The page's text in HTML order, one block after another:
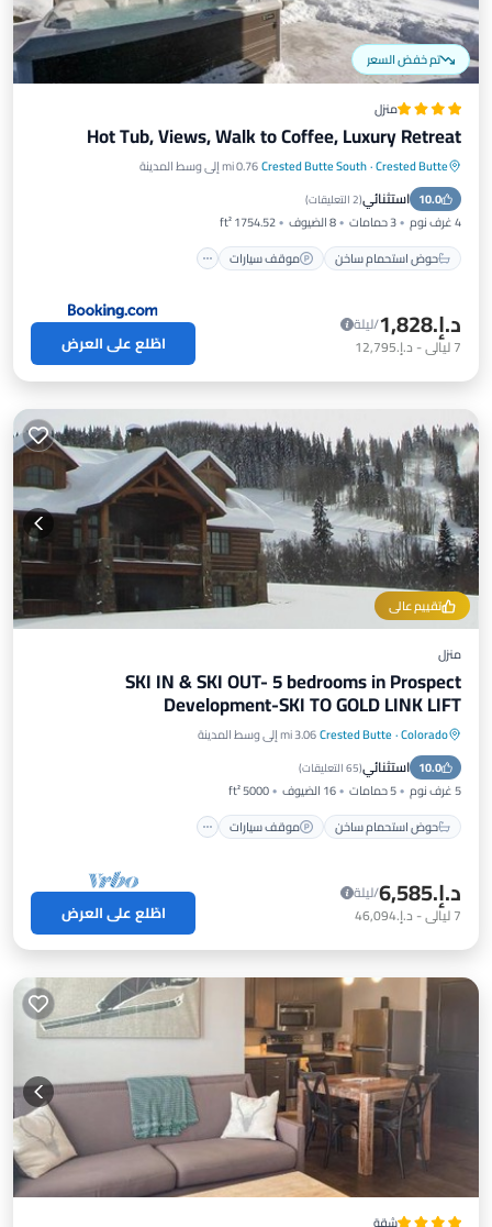
تم خفض السعر
منزل
Hot Tub, Views, Walk to Coffee, Luxury Retreat
Crested Butte
·
Crested Butte South0.76 mi إلى وسط المدينة
10.0 استثنائي(2 التعليقات )
4 غرف نوم 3 حمامات 8 الضيوف
1754.52 ft²
حوض استحمام ساخن
موقف سيارات
حوض استحمام ساخن
موقف سيارات
إنترنت
مناسب للأطفال
د.إ.‏1,828
/ليلة
7ليالي- د.إ.‏12,795 اطّلع على العرض
تقييم عالي
منزل
SKI IN & SKI OUT- 5 bedrooms in Prospect
Development-SKI TO GOLD LINK LIFT
Colorado
·
Crested Butte3.06 mi إلى وسط المدينة
10.0 استثنائي(65 التعليقات )
5 غرف نوم 5 حمامات 16 الضيوف
5000 ft²
حوض استحمام ساخن
موقف سيارات
حوض استحمام ساخن
موقف سيارات
التزلج
إطلالة على المحيط
د.إ.‏6,585
/ليلة
7ليالي- د.إ.‏46,094 اطّلع على العرض
شقة